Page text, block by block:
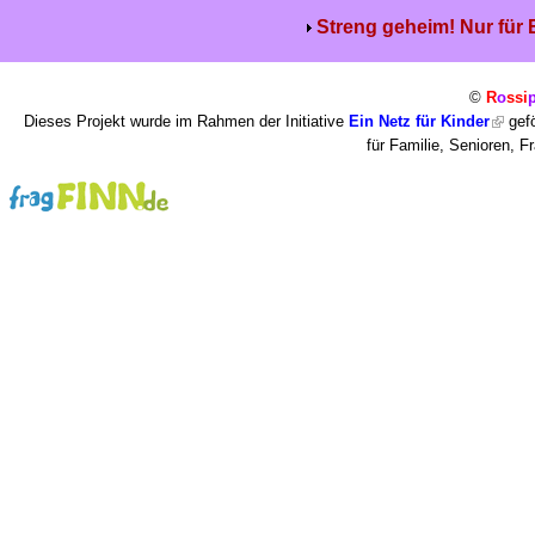
Streng geheim! Nur für
© Rossi
Dieses Projekt wurde im Rahmen der Initiative Ein Netz für Kinder
für Familie, Senioren,